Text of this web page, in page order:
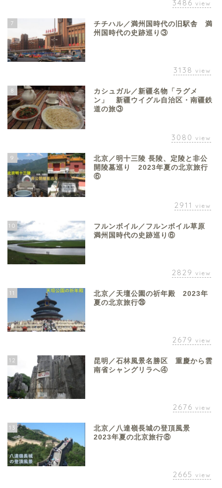
3486 view
7
チチハル／満州国時代の旧駅舎 満
州国時代の史跡巡り③
3138 view
8
カシュガル／新疆名物「ラグメ
ン」 新疆ウイグル自治区・南疆鉄
道の旅③
3080 view
9
北京／明十三陵 長陵、定陵と非公
開陵墓巡り 2023年夏の北京旅行
⑥
2911 view
10
フルンボイル／フルンボイル草原
満州国時代の史跡巡り⑥
2829 view
11
北京／天壇公園の祈年殿 2023年
夏の北京旅行㉖
2679 view
12
昆明／石林風景名勝区 重慶から雲
南省シャングリラへ④
2676 view
13
北京／八達嶺長城の登頂風景
2023年夏の北京旅行⑧
2665 view